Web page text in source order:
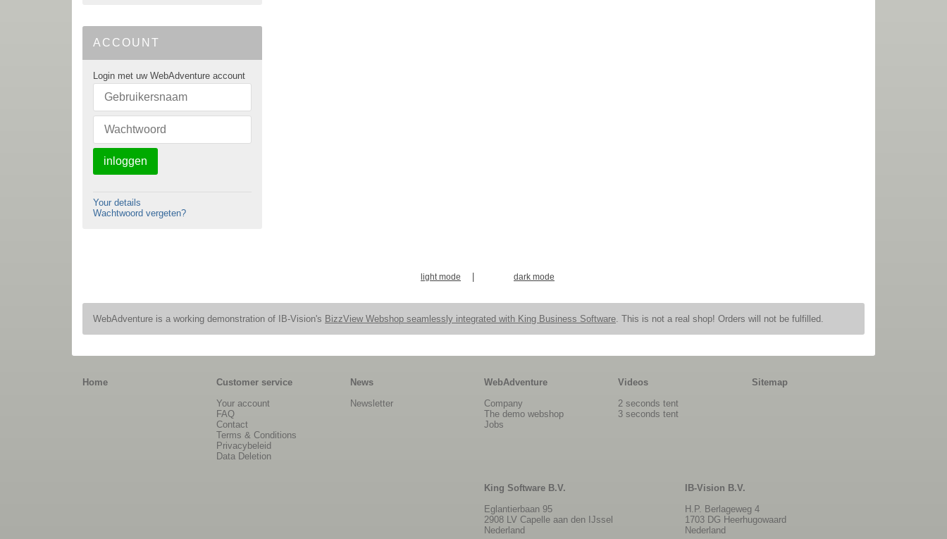
ACCOUNT
Login met uw WebAdventure account
inloggen
Your details
Wachtwoord vergeten?
light mode dark mode
WebAdventure is a working demonstration of IB-Vision's BizzView Webshop seamlessly integrated with King Business Software. This is not a real shop! Orders will not be fulfilled.
Home
Customer service
Your account
FAQ
Contact
Terms & Conditions
Privacybeleid
Data Deletion
News
Newsletter
WebAdventure
Company
The demo webshop
Jobs
Videos
2 seconds tent
3 seconds tent
Sitemap
King Software B.V.
Eglantierbaan 95
2908 LV Capelle aan den IJssel
Nederland
IB-Vision B.V.
H.P. Berlageweg 4
1703 DG Heerhugowaard
Nederland